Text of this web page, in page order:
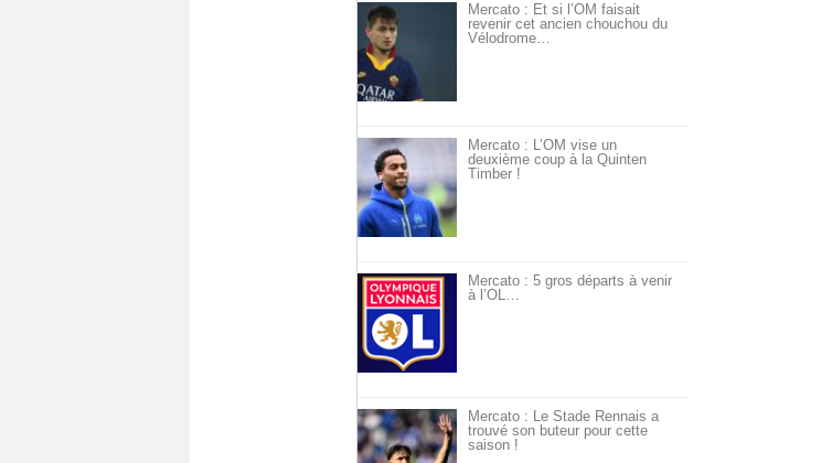
Mercato : Et si l’OM faisait
revenir cet ancien chouchou du
Vélodrome…
Mercato : L’OM vise un
deuxième coup à la Quinten
Timber !
Mercato : 5 gros départs à venir
à l’OL…
Mercato : Le Stade Rennais a
trouvé son buteur pour cette
saison !